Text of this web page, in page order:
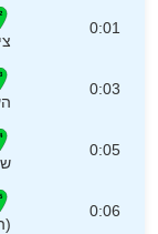
0:01
0:03
0:05
0:06